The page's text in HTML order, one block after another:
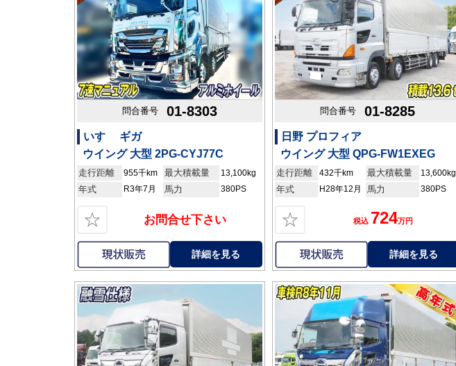
問合番号 01-8303
いすゞ ギガ
ウイング 大型 2PG-CYJ77C
走行距離 955千km 最大積載量 13,100kg
年式 R3年7月 馬力 380PS
☆ お問合せ下さい
詳細を見る
問合番号 01-8285
日野 プロフィア
ウイング 大型 QPG-FW1EXEG
走行距離 432千km 最大積載量 13,600kg
年式 H28年12月 馬力 380PS
☆ 税込 724万円
詳細を見る